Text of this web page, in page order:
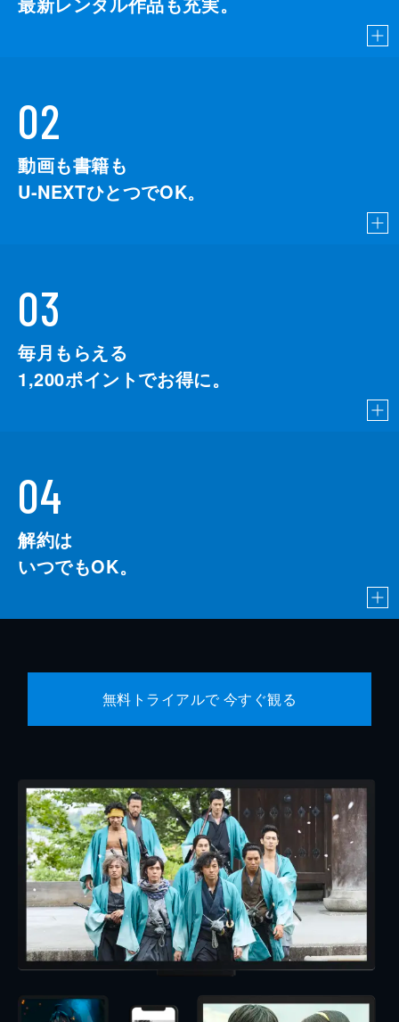
02
動画も書籍も
U-NEXTひとつでOK。
03
毎月もらえる
1,200ポイントでお得に。
04
解約は
いつでもOK。
無料トライアルで 今すぐ観る